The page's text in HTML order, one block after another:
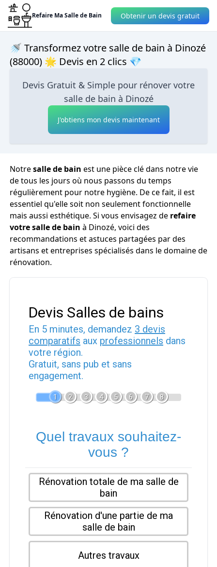
Refaire Ma Salle de Bain Obtenir un devis gratuit
🚿 Transformez votre salle de bain à Dinozé
(88000) 🌟 Devis en 2 clics 💎
Devis Gratuit & Simple pour rénover votre
salle de bain à Dinozé
J'obtiens mon devis maintenant
Notresalle de bain est une pièce clé dans notre vie
de tous les jours où nous passons du temps
régulièrement pour notre hygiène. De ce fait, il est
essentiel qu'elle soit non seulement fonctionnelle
mais aussi esthétique. Si vous envisagez de refaire
votre salle de bain à Dinozé, voici des
recommandations et astuces partagées par des
artisans et entreprises spécialisés dans le domaine de
rénovation.
Devis Salles de bains
En 5 minutes, demandez 3 devis
comparatifs aux professionnels dans
votre région.
Gratuit, sans pub et sans
engagement.
1 2 3 4 5 6 7 8
Quel travaux souhaitez-
vous ?
Rénovation totale de ma salle de
bain
Rénovation d'une partie de ma
salle de bain
Autres travaux